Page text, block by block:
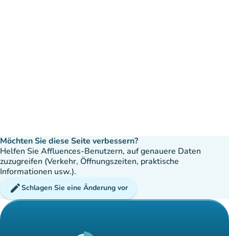
Möchten Sie diese Seite verbessern?
Helfen Sie Affluences-Benutzern, auf genauere Daten
zuzugreifen (Verkehr, Öffnungszeiten, praktische
Informationen usw.).
editSchlagen Sie eine Änderung vor